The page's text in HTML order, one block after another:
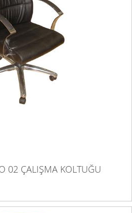
02 ÇALIŞMA KOLTUĞU
02 ÇALIŞMA KOLTUĞU